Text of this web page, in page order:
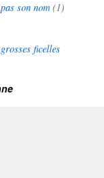
son nom(1)
ficelles